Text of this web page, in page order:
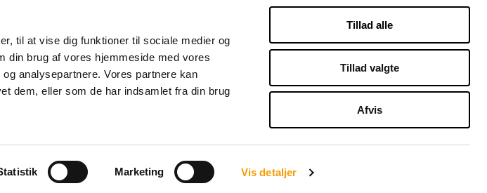
til at vise dig funktioner til sociale medier og
din brug af vores hjemmeside med vores
analysepartnere. Vores partnere kan
dem, eller som de har indsamlet fra din brug
Marketing Vis detaljer
Tillad alle
Tillad valgte
Afvis